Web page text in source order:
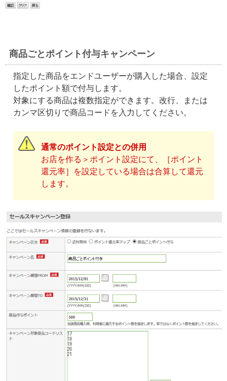
商品ごとポイント付与キャンペーン
指定した商品をエンドユーザーが購入した場合、設定
したポイント額で付与します。
対象にする商品は複数指定ができます。改行、または
カンマ区切りで商品コードを入力してください。
通常のポイント設定との併用
お店を作る＞ポイント設定にて、［ポイント
還元率］を設定している場合は合算して還元
します。